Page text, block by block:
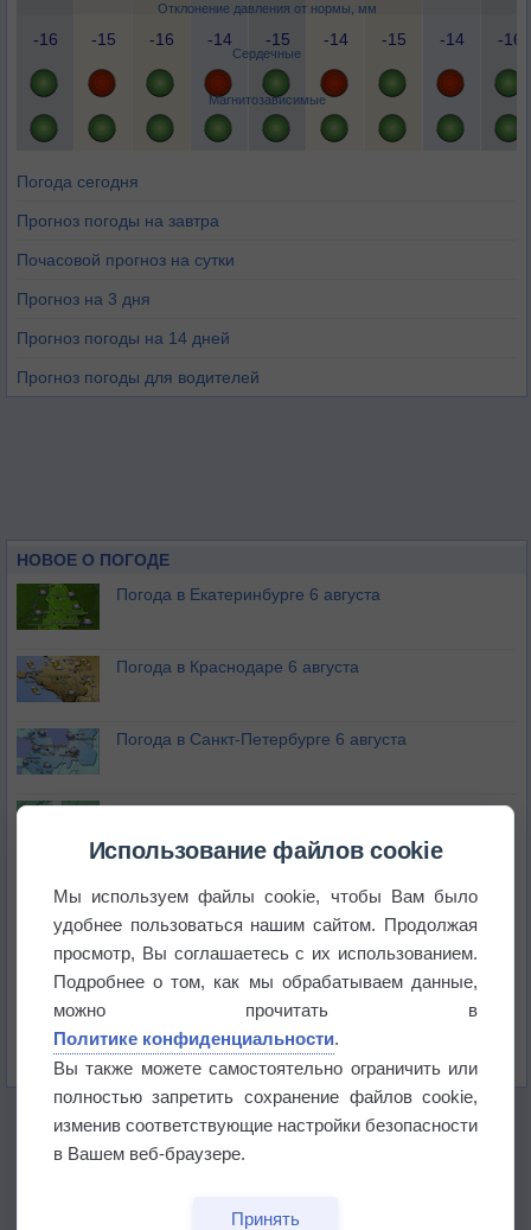
Отклонение давления от нормы, мм
Сердечные
Магнитозависимые
-16 -15 -16 -14 -15 -14 -15 -14 -16
Погода сегодня
Прогноз погоды на завтра
Почасовой прогноз на сутки
Прогноз на 3 дня
Прогноз погоды на 14 дней
Прогноз погоды для водителей
НОВОЕ О ПОГОДЕ
Погода в Екатеринбурге 6 августа
Погода в Краснодаре 6 августа
Погода в Санкт-Петербурге 6 августа
Погода в Москве 6 августа
историю
В Центральной России наступают самые жаркие
дни этого лета
Дневная температура воздуха в ОАЭ превысила
+51°
Использование файлов cookie
Мы используем файлы cookie, чтобы Вам было
удобнее пользоваться нашим сайтом. Продолжая
просмотр, Вы соглашаетесь с их использованием.
Подробнее о том, как мы обрабатываем данные,
можно прочитать в
Политике конфиденциальности.
Вы также можете самостоятельно ограничить или
полностью запретить сохранение файлов cookie,
изменив соответствующие настройки безопасности
в Вашем веб-браузере.
Принять